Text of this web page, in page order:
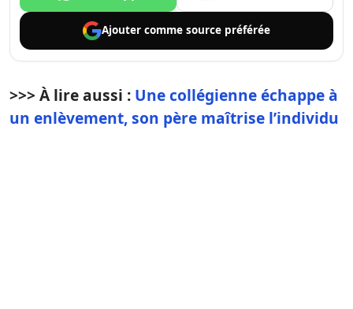
Ajouter comme source préférée
>>> À lire aussi : Une collégienne échappe à
un enlèvement, son père maîtrise l’individu